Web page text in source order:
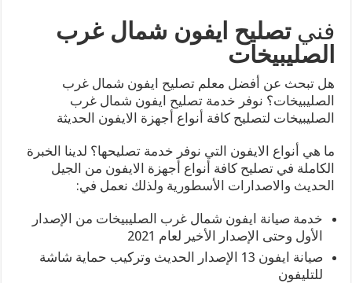
فنيتصليح ايفون شمال غرب
الصليبيخات
هل تبحث عن أفضل معلم تصليح ايفون شمال غرب
الصليبيخات؟ نوفر خدمة تصليح ايفون شمال غرب
الصليبيخات لتصليح كافة أنواع أجهزة الايفون الحديثة
ما هي أنواع الايفون التي نوفر خدمة تصليحها؟ لدينا الخبرة
الكاملة في تصليح كافة أنواع أجهزة الايفون من الجيل
الحديث والاصدارات الأسطورية ولذلك نعمل في:
خدمة صيانة ايفون شمال غرب الصليبيخات من الإصدار
الأول وحتى الإصدار الأخير لعام 2021
صيانة ايفون 13 الإصدار الحديث وتركيب حماية شاشة
للتليفون